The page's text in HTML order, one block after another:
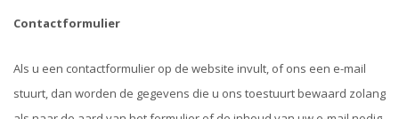
Contactformulier
Als u een contactformulier op de website invult, of ons een e-mail
stuurt, dan worden de gegevens die u ons toestuurt bewaard zolang